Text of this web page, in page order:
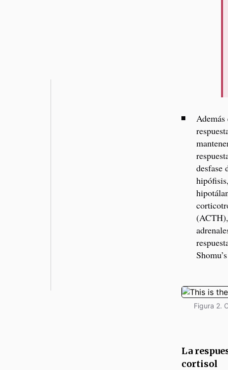
desfase
Figura 2.
La
cortisol